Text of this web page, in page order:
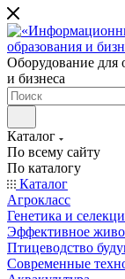
Оборудование для
и бизнеса
Каталог
По всему сайту
По каталогу
Каталог
Агрокласс
Генетика и
Эффективное
Птицеводство
Современные